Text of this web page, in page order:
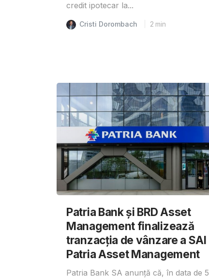
credit ipotecar la...
Cristi Dorombach 2 min
Patria Bank și BRD Asset
Management finalizează
tranzacția de vânzare a SAI
Patria Asset Management
Patria Bank SA anunță că, în data de 5